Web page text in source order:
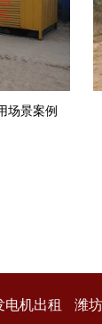
景案例
电机出租 潍